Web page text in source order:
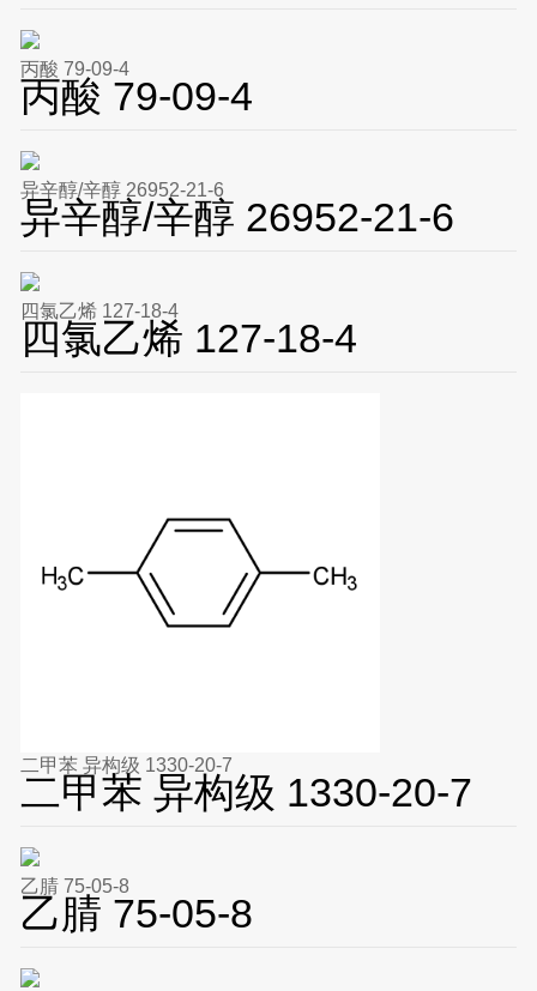
丙酸 79-09-4
丙酸 79-09-4
异辛醇/辛醇 26952-21-6
异辛醇/辛醇 26952-21-6
四氯乙烯 127-18-4
四氯乙烯 127-18-4
二甲苯 异构级 1330-20-7
二甲苯 异构级 1330-20-7
乙腈 75-05-8
乙腈 75-05-8